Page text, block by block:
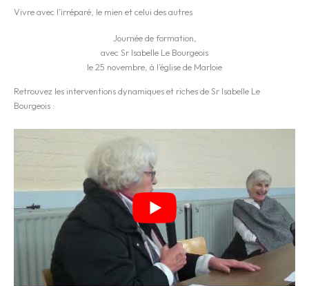
Vivre avec l’irréparé, le mien et celui des autres
Journée de formation,
avec Sr Isabelle Le Bourgeois
le 25 novembre, à l’église de Marloie
Retrouvez les interventions dynamiques et riches de Sr Isabelle Le
Bourgeois :